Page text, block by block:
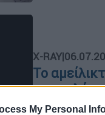
My Personal
X-RAY|
Το
το
σίγουρη